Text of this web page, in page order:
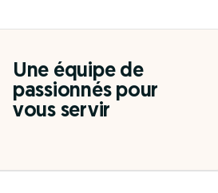
Une équipe de
passionnés pour
vous servir